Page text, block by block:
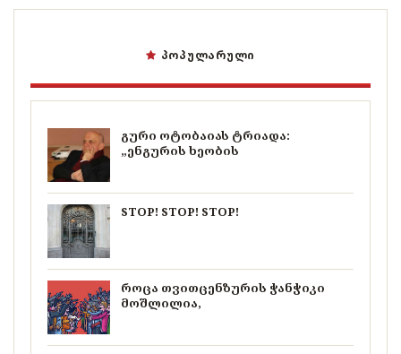
ᲞᲝᲞᲣᲚᲐᲠᲣᲚᲘ
გური ოტობაიას ტრიადა:
„ენგურის ხეობის
STOP! STOP! STOP!
როცა თვითცენზურის ჭანჭიკი
მოშლილია,